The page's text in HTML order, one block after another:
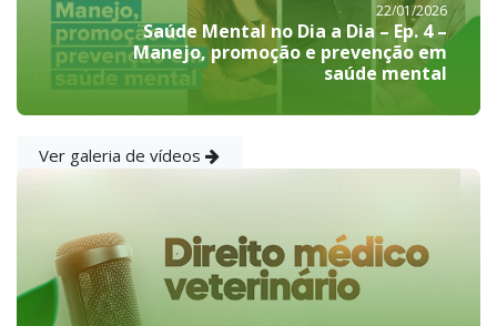
22/01/2026
Saúde Mental no Dia a Dia – Ep. 4 –
Manejo, promoção e prevenção em
saúde mental
Ver galeria de vídeos